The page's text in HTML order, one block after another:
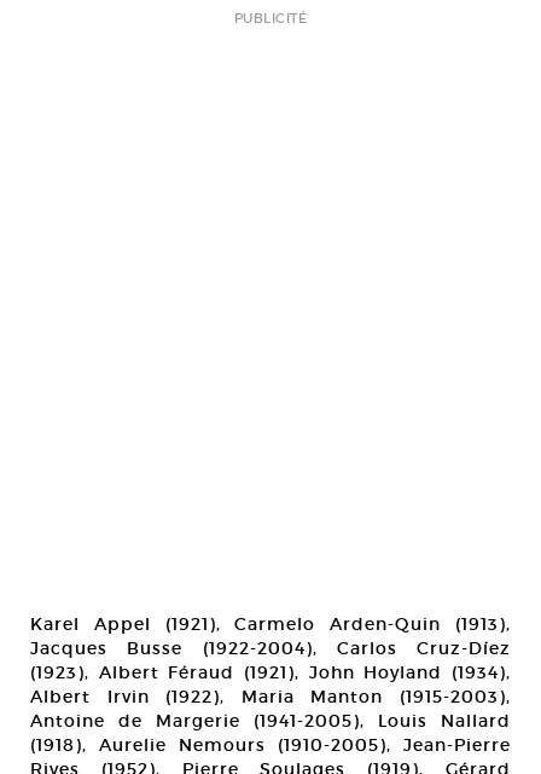
PUBLICITÉ
Karel Appel (1921), Carmelo Arden-Quin (1913),
Jacques Busse (1922-2004), Carlos Cruz-Díez
(1923), Albert Féraud (1921), John Hoyland (1934),
Albert Irvin (1922), Maria Manton (1915-2003),
Antoine de Margerie (1941-2005), Louis Nallard
(1918), Aurelie Nemours (1910-2005), Jean-Pierre
Rives (1952), Pierre Soulages (1919), Gérard